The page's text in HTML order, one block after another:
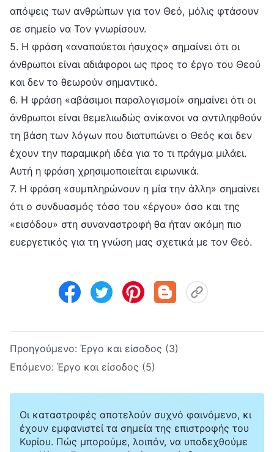
απόψεις των ανθρώπων για τον Θεό, μόλις φτάσουν
σε σημείο να Τον γνωρίσουν.
5. Η φράση «αναπαύεται ήσυχος» σημαίνει ότι οι
άνθρωποι είναι αδιάφοροι ως προς το έργο του Θεού
και δεν το θεωρούν σημαντικό.
6. Η φράση «αβάσιμοι παραλογισμοί» σημαίνει ότι οι
άνθρωποι είναι θεμελιωδώς ανίκανοι να αντιληφθούν
τη βάση των λόγων που διατυπώνει ο Θεός και δεν
έχουν την παραμικρή ιδέα για το τι πράγμα μιλάει.
Αυτή η φράση χρησιμοποιείται ειρωνικά.
7. Η φράση «συμπληρώνουν η μία την άλλη» σημαίνει
ότι ο συνδυασμός τόσο του «έργου» όσο και της
«εισόδου» στη συναναστροφή θα ήταν ακόμη πιο
ευεργετικός για τη γνώση μας σχετικά με τον Θεό.
Προηγούμενο: Έργο και είσοδος (3)
Επόμενο: Έργο και είσοδος (5)
Οι καταστροφές αποτελούν συχνό φαινόμενο, κι
έχουν εμφανιστεί τα σημεία της επιστροφής του
Κυρίου. Πώς μπορούμε, λοιπόν, να υποδεχθούμε